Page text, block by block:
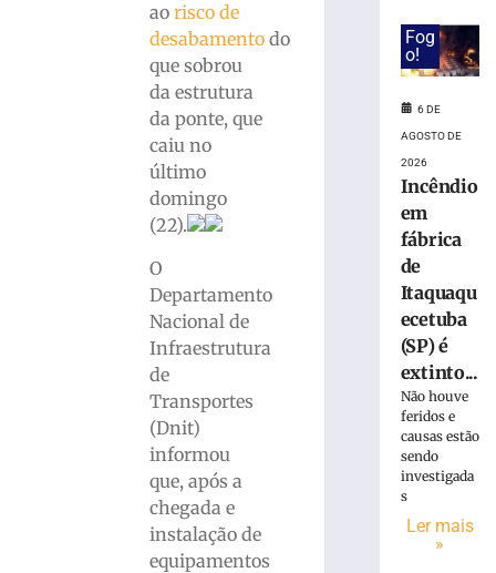
aorisco de
desabamento do
que sobrou
da estrutura
da ponte, que
caiu no
último
domingo
(22).
O
Departamento
Nacional de
Infraestrutura
de
Transportes
(Dnit)
informou
que, após a
chegada e
instalação de
equipamentos
margens
Papanduva
Incêndio
fábrica
extinto
Fog
o!
6 DE
AGOSTO DE
2026
Incêndio
em
fábrica
de
Itaquaqu
ecetuba
(SP) é
extinto...
Não houve
feridos e
causas estão
sendo
investigada
s
Ler mais
»